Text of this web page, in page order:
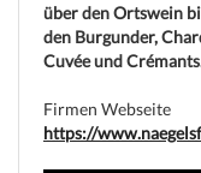
über den Ortswein
den Burgunder,
Cuvée und
Firmen Webseite
https://